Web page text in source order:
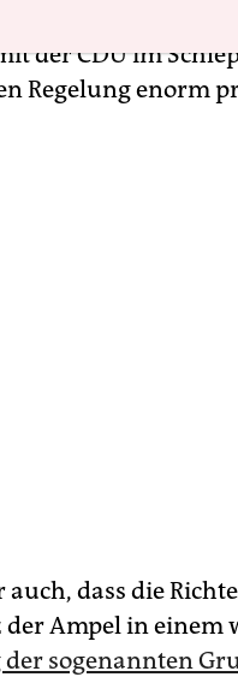
der CDU im
Regelung enorm
auch, dass die
der Ampel in
sogenannten